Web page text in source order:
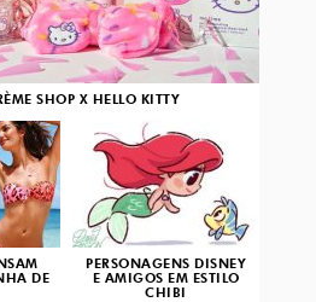
SHOP X HELLO KITTY
DE
PERSONAGENS DISNEY
E AMIGOS EM ESTILO
CHIBI
3